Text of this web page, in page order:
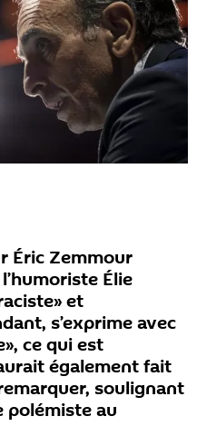
Éric Zemmour
Élie
et
s’exprime avec
ce qui est
également fait
soulignant
polémiste au